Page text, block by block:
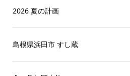
2026 夏の計画
島根県浜田市 すし蔵